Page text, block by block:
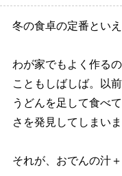
冬の食卓の定番といえ
わが家でもよく作る
こともしばしば。以
うどんを足して食べ
さを発見してしまいま
それが、おでんの汁